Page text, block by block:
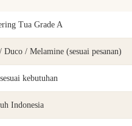
Tua Grade A
Duco / Melamine (sesuai pesanan)
kebutuhan
Indonesia